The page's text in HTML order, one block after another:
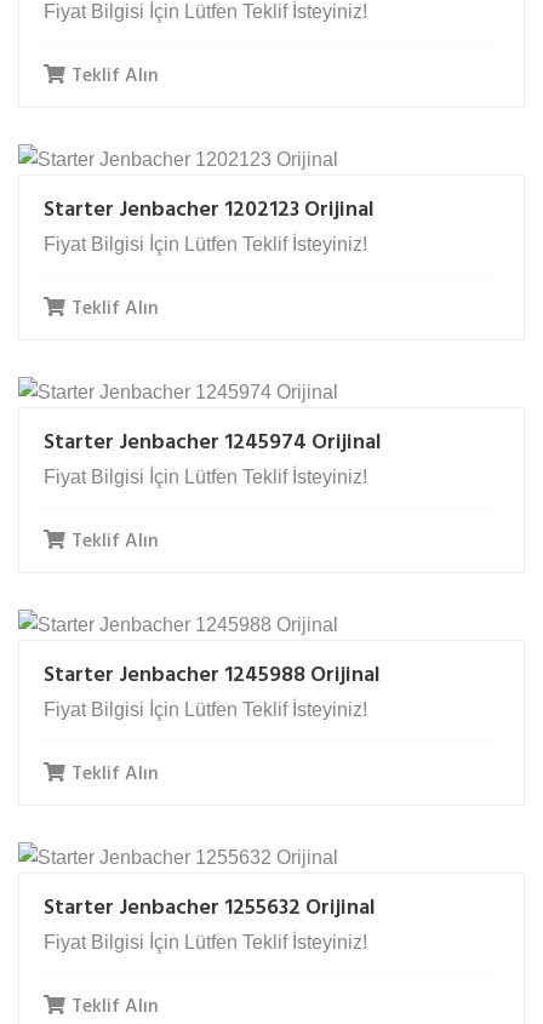
Fiyat Bilgisi İçin Lütfen Teklif İsteyiniz!
Teklif Alın
Starter Jenbacher 1202123 Orijinal
Fiyat Bilgisi İçin Lütfen Teklif İsteyiniz!
Teklif Alın
Starter Jenbacher 1245974 Orijinal
Fiyat Bilgisi İçin Lütfen Teklif İsteyiniz!
Teklif Alın
Starter Jenbacher 1245988 Orijinal
Fiyat Bilgisi İçin Lütfen Teklif İsteyiniz!
Teklif Alın
Starter Jenbacher 1255632 Orijinal
Fiyat Bilgisi İçin Lütfen Teklif İsteyiniz!
Teklif Alın